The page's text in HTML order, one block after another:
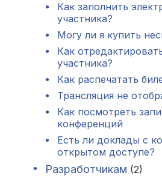
Как заполнить
участника?
Могу ли я купить
Как
участника?
Как распечатать
Трансляция не
Как посмотреть
конференций
Есть ли доклады с
открытом доступе?
Разработчикам (2)